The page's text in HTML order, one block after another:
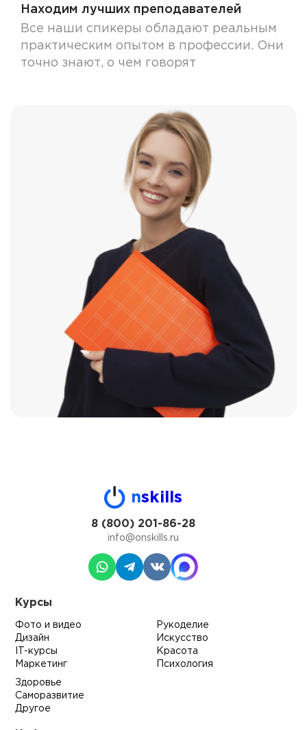
Находим лучших преподавателей
Все наши спикеры обладают реальным
практическим опытом в профессии. Они
точно знают, о чем говорят
nskills
8 (800) 201-86-28
info@onskills.ru
Курсы
Фото и видео
Дизайн
IT-курсы
Маркетинг
Рукоделие
Искусство
Красота
Психология
Здоровье
Саморазвитие
Другое